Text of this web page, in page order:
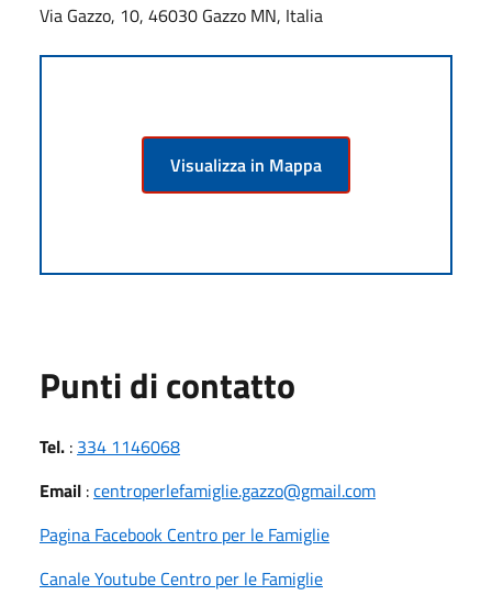
Via Gazzo, 10, 46030 Gazzo MN, Italia
Visualizza in Mappa
Punti di contatto
Tel. : 334 1146068
Email :centroperlefamiglie.gazzo@gmail.com
Pagina Facebook Centro per le Famiglie
Canale Youtube Centro per le Famiglie